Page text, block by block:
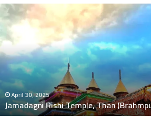
दुः
ख
ब
स
की
पे
ट
में
November 5, 2024
दुःखद : बस की चपेट में बाइक आने से
मौत, 2 बच्चे गंभीर घायल